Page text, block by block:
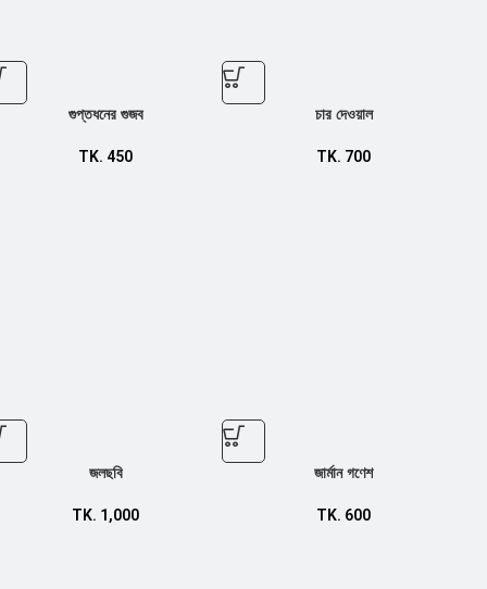
গুপ্তধনের গুজব
TK. 450
চার দেওয়াল
TK. 700
জলছবি
TK. 1,000
জার্মান গণেশ
TK. 600